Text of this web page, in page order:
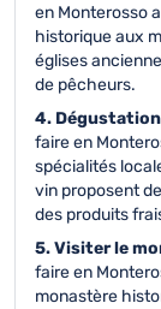
en Monterosso
historique aux
églises
de pêcheurs.
4.
faire en
spécialités
vin proposent
des produits
5. Visiter le
faire en
monastère